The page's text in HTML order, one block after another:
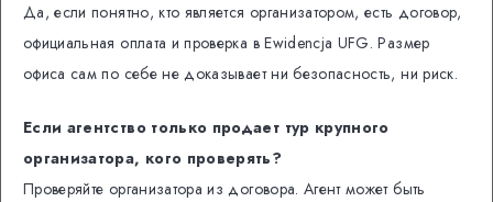
Да, если понятно, кто является организатором, есть договор,
официальная оплата и проверка в Ewidencja UFG. Размер
офиса сам по себе не доказывает ни безопасность, ни риск.
Если агентство только продает тур крупного
организатора, кого проверять?
Проверяйте организатора из договора. Агент может быть